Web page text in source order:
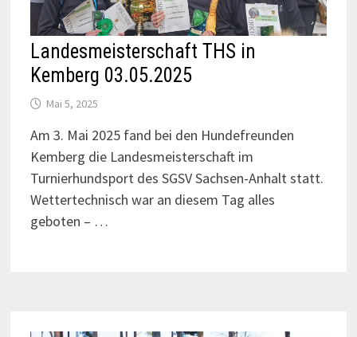
Landesmeisterschaft THS in
Kemberg 03.05.2025
Mai 5, 2025
Am 3. Mai 2025 fand bei den Hundefreunden
Kemberg die Landesmeisterschaft im
Turnierhundsport des SGSV Sachsen-Anhalt statt.
Wettertechnisch war an diesem Tag alles
geboten – …